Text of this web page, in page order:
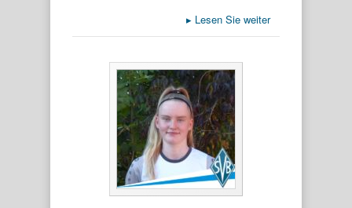
▸ Lesen Sie weiter